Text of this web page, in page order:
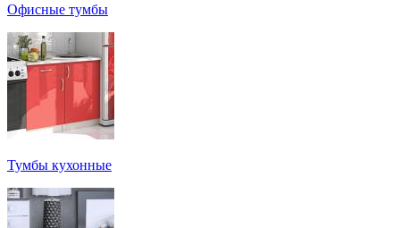
Офисные тумбы
Тумбы кухонные